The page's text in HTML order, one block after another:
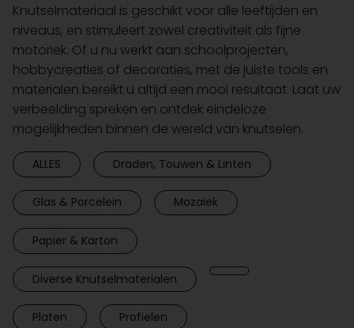
Knutselmateriaal is geschikt voor alle leeftijden en
niveaus, en stimuleert zowel creativiteit als fijne
motoriek. Of u nu werkt aan schoolprojecten,
hobbycreaties of decoraties, met de juiste tools en
materialen bereikt u altijd een mooi resultaat. Laat uw
verbeelding spreken en ontdek eindeloze
mogelijkheden binnen de wereld van knutselen.
ALLES Draden, Touwen & Linten
Glas & Porcelein Mozaïek
Papier & Karton
Diverse Knutselmaterialen
Platen Profielen